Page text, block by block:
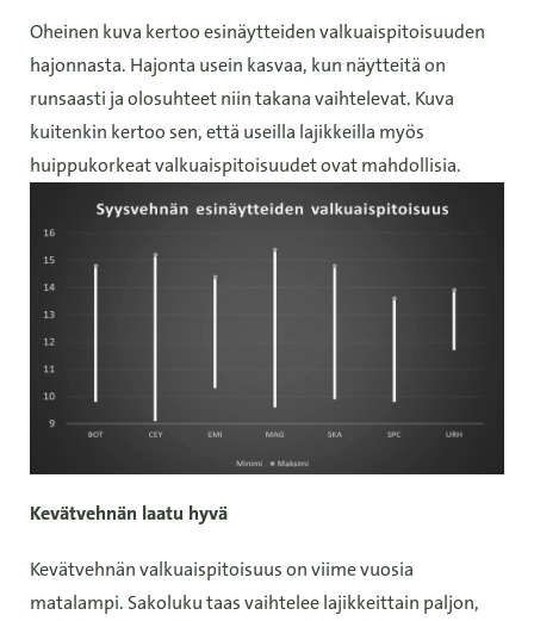
Oheinen kuva kertoo esinäytteiden valkuaispitoisuuden
hajonnasta. Hajonta usein kasvaa, kun näytteitä on
runsaasti ja olosuhteet niin takana vaihtelevat. Kuva
kuitenkin kertoo sen, että useilla lajikkeilla myös
huippukorkeat valkuaispitoisuudet ovat mahdollisia.
Kevätvehnän laatu hyvä
Kevätvehnän valkuaispitoisuus on viime vuosia
matalampi. Sakoluku taas vaihtelee lajikkeittain paljon,